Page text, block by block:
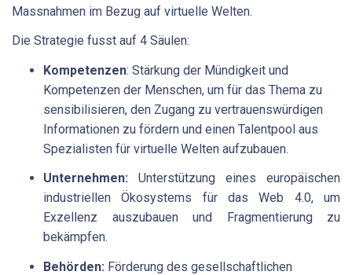
Massnahmen im Bezug auf virtuelle Welten.
Die Strategie fusst auf 4 Säulen:
Kompetenzen: Stärkung der Mündigkeit und
Kompetenzen der Menschen, um für das Thema zu
sensibilisieren, den Zugang zu vertrauenswürdigen
Informationen zu fördern und einen Talentpool aus
Spezialisten für virtuelle Welten aufzubauen.
Unternehmen: Unterstützung eines europäischen
industriellen Ökosystems für das Web 4.0, um
Exzellenz auszubauen und Fragmentierung zu
bekämpfen.
Behörden: Förderung des gesellschaftlichen